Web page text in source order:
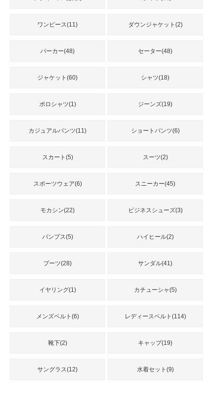
ワンピース(11) ダウンジャケット(2)
パーカー(48) セーター(48)
ジャケット(60) シャツ(18)
ポロシャツ(1) ジーンズ(19)
カジュアルパンツ(11) ショートパンツ(6)
スカート(5) スーツ(2)
スポーツウェア(6) スニーカー(45)
モカシン(22) ビジネスシューズ(3)
パンプス(5) ハイヒール(2)
ブーツ(28) サンダル(41)
イヤリング(1) カチューシャ(5)
メンズベルト(6) レディースベルト(114)
靴下(2) キャップ(19)
サングラス(12) 水着セット(9)